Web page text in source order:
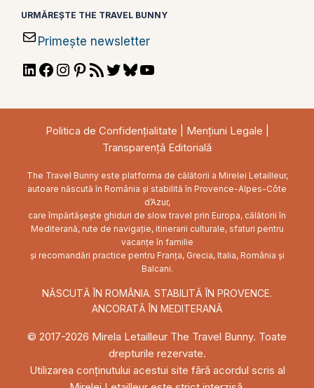
URMĂREȘTE THE TRAVEL BUNNY
Primește newsletter
LinkedIn
Facebook
Instagram
Pinterest
RSSTwitterBluesky
Politica de Confidențialitate Mențiuni Legale
Transparență Editorială
The Travel Bunny este platforma de călătorii a Mirelei Letailleur,
autoare născută în România și stabilită în Provence-Alpes-Côte
d’Azur,
care împărtășește ghiduri de slow travel prin Europa, călătorii în
Mediterană, rute de navigație, itinerarii culturale, sfaturi pentru
vacanțe în familie
și recomandări practice pentru Franța, Grecia, Italia, România și
Balcani.
NĂSCUTĂ ÎN ROMÂNIA. STABILITĂ ÎN PROVENCE.
ANCORATĂ ÎN MEDITERANĂ
© 2017-2026 Mirela Letailleur The Travel Bunny. Toate
drepturile rezervate.
Utilizarea conținutului acestui site fără acordul scris al